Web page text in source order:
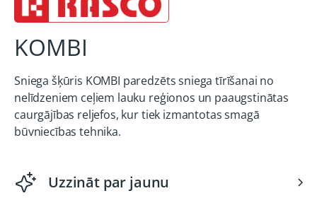
KOMBI
Sniega šķūris KOMBI paredzēts sniega tīrīšanai no
nelīdzeniem ceļiem lauku reģionos un paaugstinātas
caurgājības reljefos, kur tiek izmantotas smagā
būvniecības tehnika.
Uzzināt par jaunu